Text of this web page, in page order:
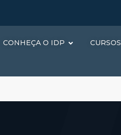
CONHEÇA O IDP CURSOS